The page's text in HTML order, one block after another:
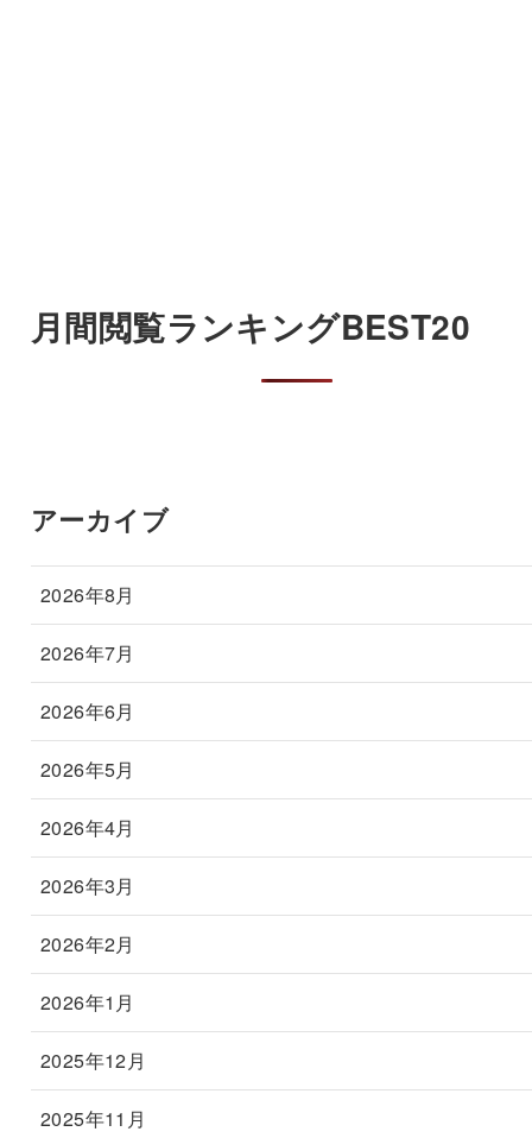
月間閲覧ランキングBEST20
アーカイブ
2026年8月
2026年7月
2026年6月
2026年5月
2026年4月
2026年3月
2026年2月
2026年1月
2025年12月
2025年11月